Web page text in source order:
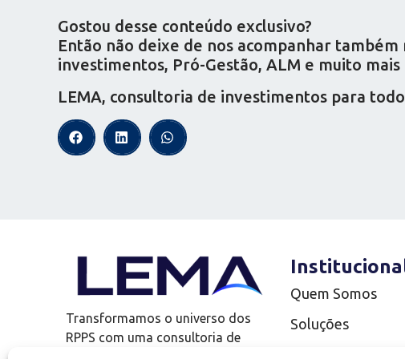
Gostou desse conteúdo exclusivo?
Então não deixe de nos acompanhar
investimentos, Pró-Gestão, ALM e muito mais
LEMA, consultoria de investimentos para
Transformamos o universo dos
RPPS com uma consultoria de
Quem Somos
Soluções